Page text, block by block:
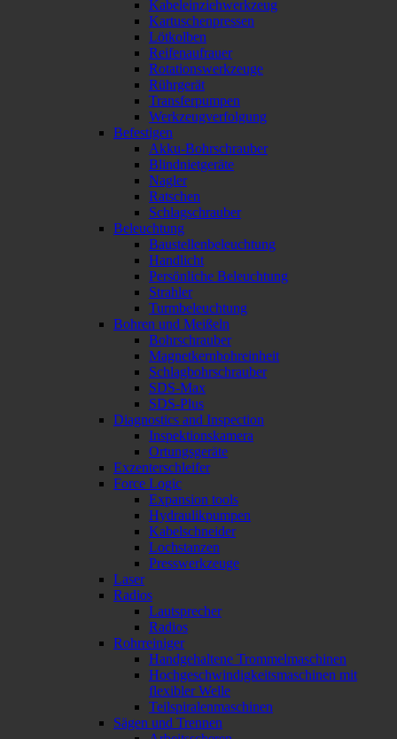
Kabeleinziehwerkzeug
Kartuschenpressen
Lötkolben
Reifenaufrauer
Rotationswerkzeuge
Rührgerät
Transferpumpen
Werkzeugverfolgung
Befestigen
Akku-Bohrschrauber
Blindnietgeräte
Nagler
Ratschen
Schlagschrauber
Beleuchtung
Baustellenbeleuchtung
Handlicht
Persönliche Beleuchtung
Strahler
Turmbeleuchtung
Bohren und Meißeln
Bohrschrauber
Magnetkernbohreinheit
Schlagbohrschrauber
SDS-Max
SDS-Plus
Diagnostics and Inspection
Inspektionskamera
Ortungsgeräte
Exzenterschleifer
Force Logic
Expansion tools
Hydraulikpumpen
Kabelschneider
Lochstanzen
Presswerkzeuge
Laser
Radios
Lautsprecher
Radios
Rohrreiniger
Handgehaltene Trommelmaschinen
Hochgeschwindigkeitsmaschinen mit
flexibler Welle
Teilspiralenmaschinen
Sägen und Trennen